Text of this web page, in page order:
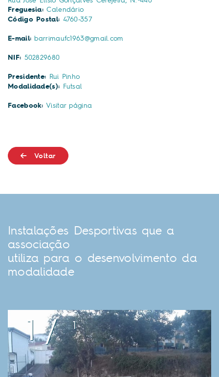
Freguesia: Calendário
Código Postal: 4760-357
E-mail: barrimaufc1963@gmail.com
NIF: 502829680
Presidente: Rui Pinho
Modalidade(s): Futsal
Facebook: Visitar página
Voltar
Instalações Desportivas que a
associação
utiliza para o desenvolvimento da
modalidade
1/ 1